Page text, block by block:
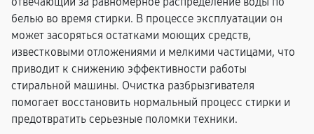
белью во время стирки. В процессе эксплуатации он
может засоряться остатками моющих средств,
известковыми отложениями и мелкими частицами, что
приводит к снижению эффективности работы
стиральной машины. Очистка разбрызгивателя
помогает восстановить нормальный процесс стирки и
предотвратить серьезные поломки техники.